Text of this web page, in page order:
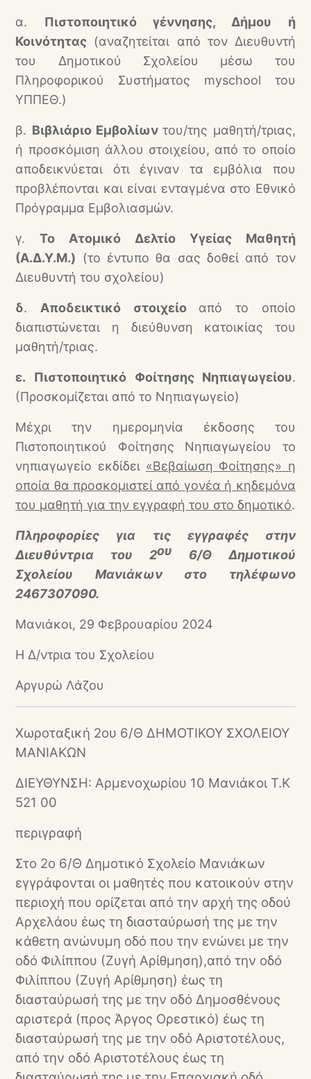
α. Πιστοποιητικό γέννησης, Δήμου ή
Κοινότητας (αναζητείται από τον Διευθυντή
του Δημοτικού Σχολείου μέσω του
Πληροφορικού Συστήματος myschool του
ΥΠΠΕΘ.)
β. Βιβλιάριο Εμβολίωντου/της μαθητή/τριας,
ή προσκόμιση άλλου στοιχείου, από το οποίο
αποδεικνύεται ότι έγιναν τα εμβόλια που
προβλέπονται και είναι ενταγμένα στο Εθνικό
Πρόγραμμα Εμβολιασμών.
γ.Το Ατομικό Δελτίο Υγείας Μαθητή
(Α.Δ.Υ.Μ.) (το έντυπο θα σας δοθεί από τον
Διευθυντή του σχολείου)
δ. Αποδεικτικό στοιχείο από το οποίο
διαπιστώνεται η διεύθυνση κατοικίας του
μαθητή/τριας.
ε. Πιστοποιητικό Φοίτησης Νηπιαγωγείου.
(Προσκομίζεται από το Νηπιαγωγείο)
Μέχρι την ημερομηνία έκδοσης του
Πιστοποιητικού Φοίτησης Νηπιαγωγείου το
νηπιαγωγείο εκδίδει «Βεβαίωση Φοίτησης» η
οποία θα προσκομιστεί από γονέα ή κηδεμόνα
του μαθητή για την εγγραφή του στο δημοτικό.
Πληροφορίες για τις εγγραφές στην
Διευθύντρια του 2ου 6/Θ Δημοτικού
Σχολείου Μανιάκων στο τηλέφωνο
2467307090.
Μανιάκοι, 29 Φεβρουαρίου 2024
Η Δ/ντρια του Σχολείου
Αργυρώ Λάζου
Χωροταξική 2ου 6/Θ ΔΗΜΟΤΙΚΟΥ ΣΧΟΛΕΙΟΥ
ΜΑΝΙΑΚΩΝ
ΔΙΕΥΘΥΝΣΗ: Αρμενοχωρίου 10 Μανιάκοι Τ.Κ
521 00
περιγραφή
Στο 2ο 6/Θ Δημοτικό Σχολείο Μανιάκων
εγγράφονται οι μαθητές που κατοικούν στην
περιοχή που ορίζεται από την αρχή της οδού
Αρχελάου έως τη διασταύρωσή της με την
κάθετη ανώνυμη οδό που την ενώνει με την
οδό Φιλίππου (Ζυγή Αρίθμηση),από την οδό
Φιλίππου (Ζυγή Αρίθμηση) έως τη
διασταύρωσή της με την οδό Δημοσθένους
αριστερά (προς Άργος Ορεστικό) έως τη
διασταύρωσή της με την οδό Αριστοτέλους,
από την οδό Αριστοτέλους έως τη